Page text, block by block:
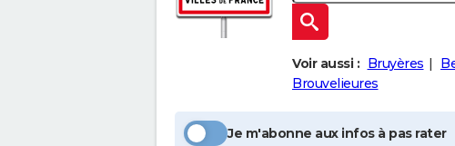
Voir aussi : Bruyères
Brouvelieures
Je m'abonne aux infos à pas rater